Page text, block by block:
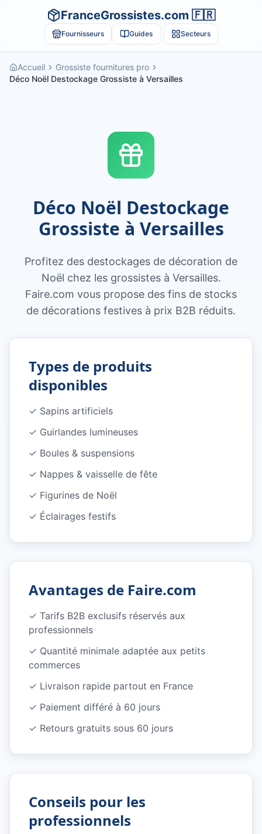
FranceGrossistes.com 🇫🇷
Fournisseurs Guides Secteurs
Accueil
Grossiste fournitures pro
Déco Noël Destockage Grossiste à Versailles
Déco Noël Destockage
Grossiste à Versailles
Profitez des destockages de décoration de
Noël chez les grossistes à Versailles.
Faire.com vous propose des fins de stocks
de décorations festives à prix B2B réduits.
Types de produits
disponibles
✓ Sapins artificiels
✓ Guirlandes lumineuses
✓ Boules & suspensions
✓ Nappes & vaisselle de fête
✓ Figurines de Noël
✓ Éclairages festifs
Avantages de Faire.com
✓ Tarifs B2B exclusifs réservés aux
professionnels
✓ Quantité minimale adaptée aux petits
commerces
✓ Livraison rapide partout en France
✓ Paiement différé à 60 jours
✓ Retours gratuits sous 60 jours
Conseils pour les
professionnels